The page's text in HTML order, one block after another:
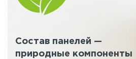
Состав панелей —
природные компоненты